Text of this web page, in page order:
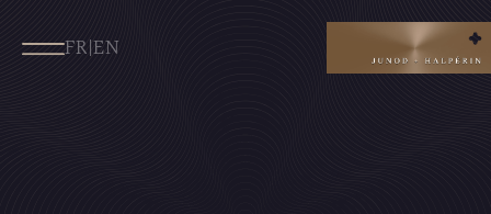
FR EN